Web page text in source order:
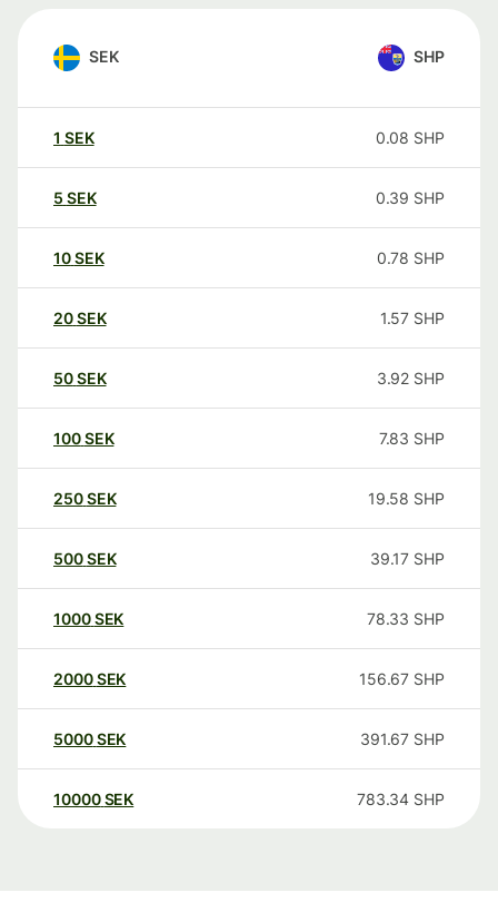
SEK SHP
1 SEK 0.08 SHP
5 SEK 0.39 SHP
10SEK 0.78 SHP
20SEK 1.57 SHP
50SEK 3.92 SHP
100SEK 7.83 SHP
250SEK 19.58 SHP
500SEK 39.17 SHP
1000SEK 78.33 SHP
2000SEK 156.67 SHP
5000SEK 391.67 SHP
10000 SEK 783.34 SHP